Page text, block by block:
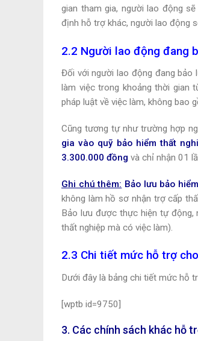
gian tham gia, người lao động
định hỗ trợ khác, người lao động
2.2 Người lao động đang
Đối với người lao động đang bảo
làm việc trong khoảng thời
pháp luật về việc làm, không bao
Cũng tương tự như trường hợp
gia vào quỹ bảo hiểm thất
3.300.000 đồng và chỉ nhận 01
Ghi chú thêm: Bảo lưu bảo
không làm hồ sơ nhận trợ cấp
Bảo lưu được thực hiện tự động,
thất nghiệp mà có việc làm).
2.3 Chi tiết mức hỗ trợ
Dưới đây là bảng chi tiết mức hỗ
[wptb id=9750]
3. Các chính sách khác hỗ